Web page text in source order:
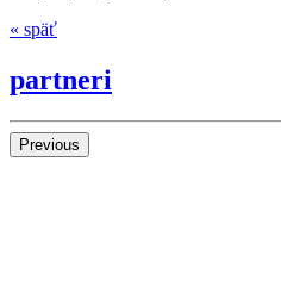
« späť
partneri
Previous